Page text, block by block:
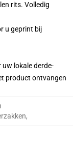
rits. Volledig
u geprint bij
uw lokale derde-
product ontvangen
,